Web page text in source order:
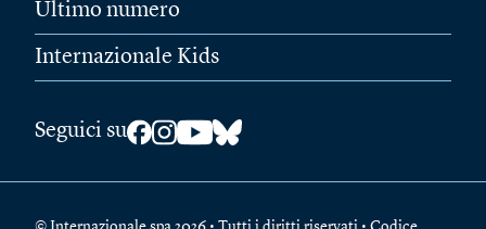
Ultimo numero
Internazionale Kids
Seguici su